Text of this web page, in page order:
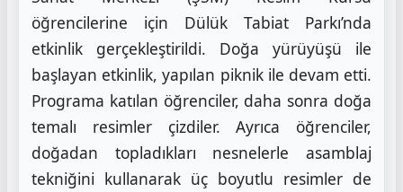
öğrencilerine için Dülük Tabiat Parkı’nda
etkinlik gerçekleştirildi. Doğa yürüyüşü ile
başlayan etkinlik, yapılan piknik ile devam etti.
Programa katılan öğrenciler, daha sonra doğa
temalı resimler çizdiler. Ayrıca öğrenciler,
doğadan topladıkları nesnelerle asamblaj
tekniğini kullanarak üç boyutlu resimler de